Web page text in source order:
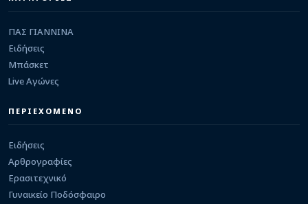
ΠΑΣ ΓΙΑΝΝΙΝΑ
Έμφαση στην αντοχή και στοιχεία τακτικής
Καστρίτσα: Δυνατό τεστ κόντρα στην Πρέβεζα
ΠΑΣ ΓΙΑΝΝΙΝΑ
Ειδήσεις
Μπάσκετ
Live Αγώνες
ΠΕΡΙΕΧΟΜΕΝΟ
Ειδήσεις
Αρθρογραφίες
Ερασιτεχνικό
Γυναικείο Ποδόσφαιρο